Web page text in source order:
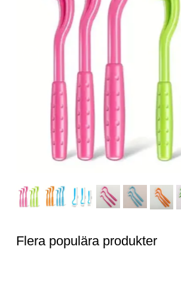
Flera populära produkter